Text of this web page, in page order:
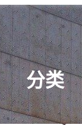
分类